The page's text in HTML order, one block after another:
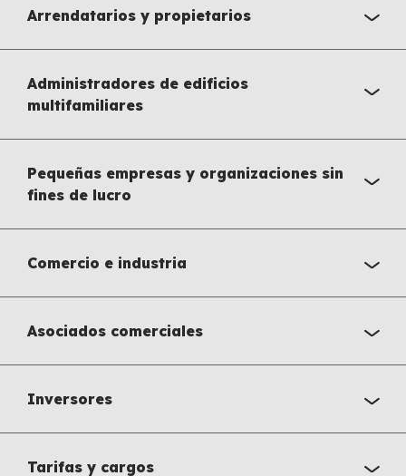
Arrendatarios y propietarios
Administradores de edificios
multifamiliares
Pequeñas empresas y organizaciones sin
fines de lucro
Comercio e industria
Asociados comerciales
Inversores
Tarifas y cargos